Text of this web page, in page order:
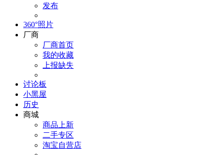
发布
360°照片
厂商
厂商首页
我的收藏
上报缺失
讨论板
小黑屋
历史
商城
商品上新
二手专区
淘宝自营店